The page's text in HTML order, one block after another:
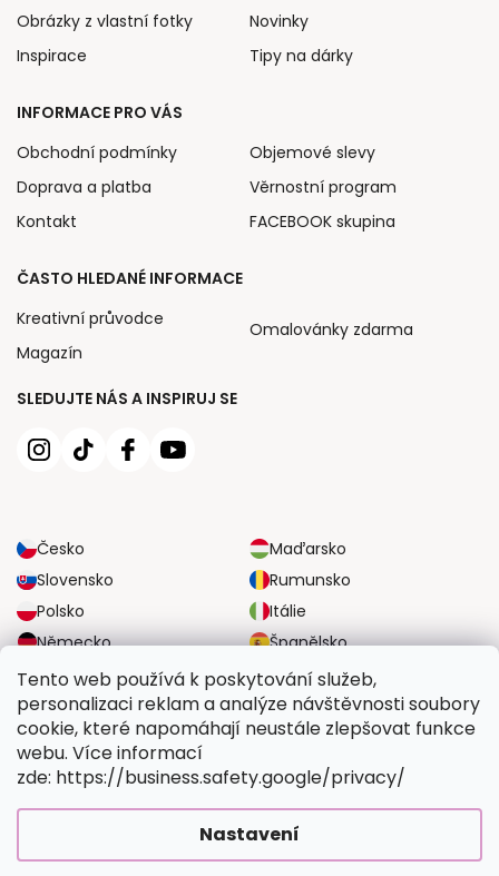
Tento web používá k poskytování služeb,
personalizaci reklam a analýze návštěvnosti soubory
cookie, které napomáhají neustále zlepšovat funkce
webu. Více informací
zde: https://business.safety.google/privacy/
Nastavení
SLEDUJTE NÁS A INSPIRUJ SE
Česko
Maďarsko
Slovensko
Rumunsko
Polsko
Itálie
Německo
Španělsko
Velká Británie
Rakousko
Obrázky z vlastní fotky
Inspirace
Novinky
Tipy na dárky
INFORMACE PRO VÁS
Obchodní podmínky
Doprava a platba
Kontakt
Objemové slevy
Věrnostní program
FACEBOOK skupina
ČASTO HLEDANÉ INFORMACE
Kreativní průvodce
Magazín
Omalovánky zdarma
SPOLEHLIVÉ MOŽNOSTI DOPRAVY
BEZPEČNÉ MOŽNOSTI PLATBY